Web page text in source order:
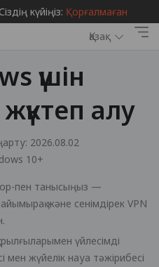
күйіңіз: Қорғалмаған
Қазақ
үшін
алу
2026.08.02
10+
пен танысыңыз —
және сенімдірек VPN
үйлесімді
жүйелік науа тәжірибесі